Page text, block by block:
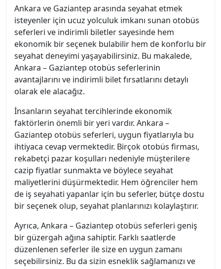
Ankara ve Gaziantep arasında seyahat etmek
isteyenler için ucuz yolculuk imkanı sunan otobüs
seferleri ve indirimli biletler sayesinde hem
ekonomik bir seçenek bulabilir hem de konforlu bir
seyahat deneyimi yaşayabilirsiniz. Bu makalede,
Ankara – Gaziantep otobüs seferlerinin
avantajlarını ve indirimli bilet fırsatlarını detaylı
olarak ele alacağız.
İnsanların seyahat tercihlerinde ekonomik
faktörlerin önemli bir yeri vardır. Ankara –
Gaziantep otobüs seferleri, uygun fiyatlarıyla bu
ihtiyaca cevap vermektedir. Birçok otobüs firması,
rekabetçi pazar koşulları nedeniyle müşterilere
cazip fiyatlar sunmakta ve böylece seyahat
maliyetlerini düşürmektedir. Hem öğrenciler hem
de iş seyahati yapanlar için bu seferler, bütçe dostu
bir seçenek olup, seyahat planlarınızı kolaylaştırır.
Ayrıca, Ankara – Gaziantep otobüs seferleri geniş
bir güzergah ağına sahiptir. Farklı saatlerde
düzenlenen seferler ile size en uygun zamanı
seçebilirsiniz. Bu da sizin esneklik sağlamanızı ve